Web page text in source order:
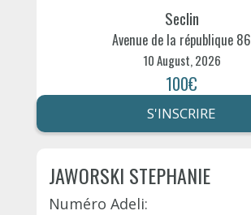
Seclin
Avenue de la république 86
10 August, 2026
100€
S'INSCRIRE
JAWORSKI STEPHANIE
Numéro Adeli: